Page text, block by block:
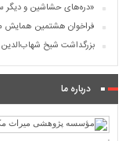
«دره‌های حشاشین و دیگر
فراخوان هشتمین همایش
بزرگداشت شیخ شهاب‌الدین
درباره ما